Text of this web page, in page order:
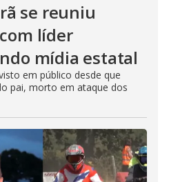
se reuniu
líder
mídia estatal
em público desde que
pai, morto em ataque dos